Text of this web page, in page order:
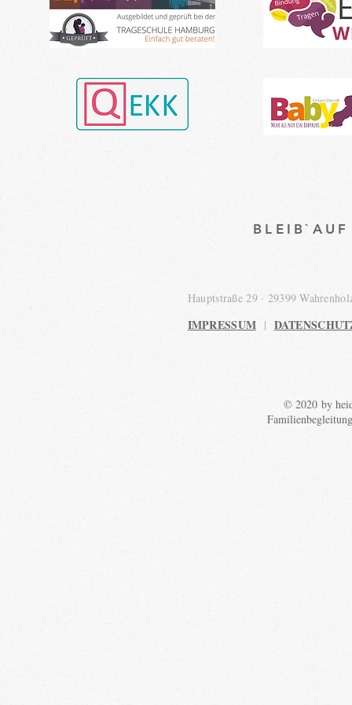
Hauptstraße 29 · 29399
IMPRESSUM |
© 2020 by